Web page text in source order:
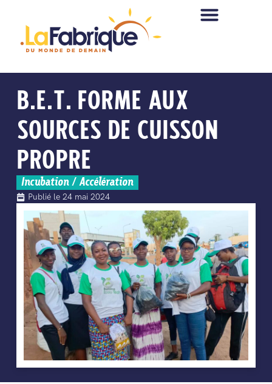
B.E.T. FORME AUX
SOURCES DE CUISSON
PROPRE
Incubation / Accélération
Publié le 24 mai 2024